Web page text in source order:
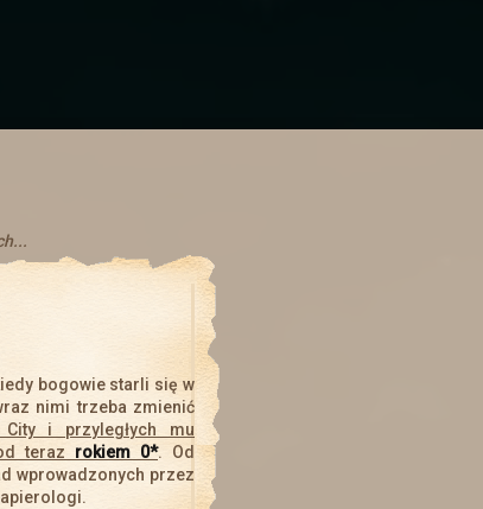
z ekranem urządzenia. Na telefonach skaluje się tyle
też sie da ale z racje mniejszego ekranu ucina i może
jest mapa mieszkańców, w której będą
oraz opcji z mieszkancami będzie dostępna w
Święta Zimowe
dotematu świątecznego i wybrania sobie prezentu!
bogowie starli się w
nimi trzeba zmienić
i przyległych mu
teraz rokiem 0*. Od
wprowadzonych przez